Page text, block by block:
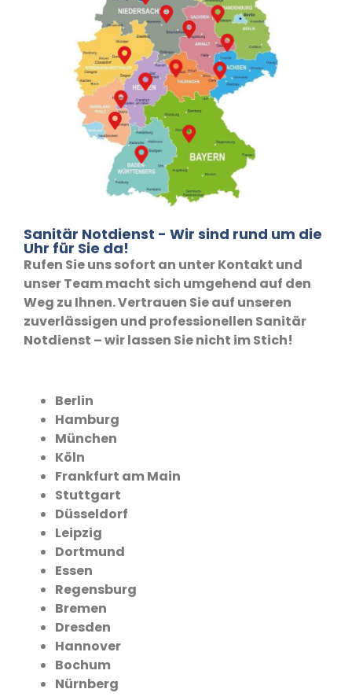
Sanitär Notdienst - Wir sind rund um die
Uhr für Sie da!
Rufen Sie uns sofort an unter Kontakt und
unser Team macht sich umgehend auf den
Weg zu Ihnen. Vertrauen Sie auf unseren
zuverlässigen und professionellen Sanitär
Notdienst – wir lassen Sie nicht im Stich!
Berlin
Hamburg
München
Köln
Frankfurt am Main
Stuttgart
Düsseldorf
Leipzig
Dortmund
Essen
Regensburg
Bremen
Dresden
Hannover
Bochum
Nürnberg